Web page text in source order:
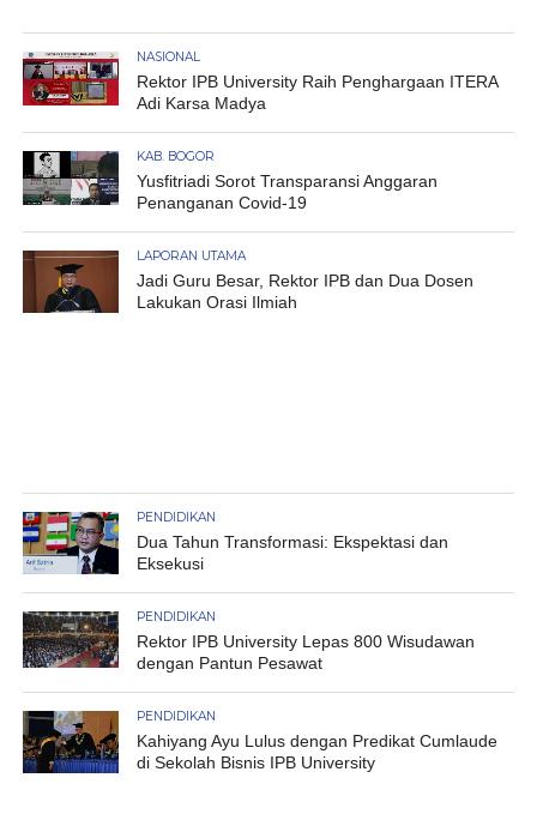
NASIONAL
Rektor IPB University Raih Penghargaan ITERA
Adi Karsa Madya
KAB. BOGOR
Yusfitriadi Sorot Transparansi Anggaran
Penanganan Covid-19
LAPORAN UTAMA
Jadi Guru Besar, Rektor IPB dan Dua Dosen
Lakukan Orasi Ilmiah
PENDIDIKAN
Dua Tahun Transformasi: Ekspektasi dan
Eksekusi
PENDIDIKAN
Rektor IPB University Lepas 800 Wisudawan
dengan Pantun Pesawat
PENDIDIKAN
Kahiyang Ayu Lulus dengan Predikat Cumlaude
di Sekolah Bisnis IPB University